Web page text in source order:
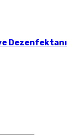
Dezenfektanı